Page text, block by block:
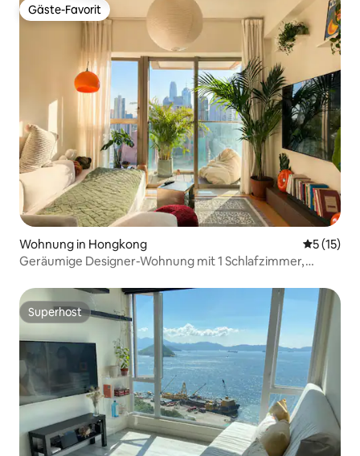
Gäste-Favorit
Gäste-Favorit
Wohnung in Hongkong
5 (15)
Geräumige Designer-Wohnung mit 1 Schlafzimmer,
Superhost
Superhost